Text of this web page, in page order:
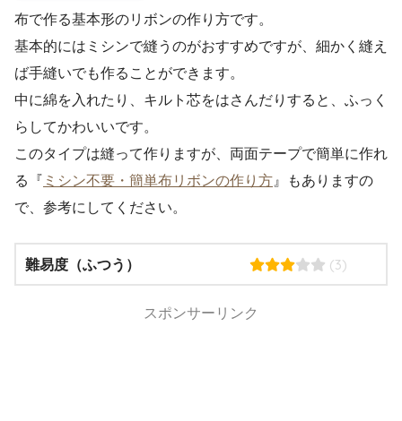
布で作る基本形のリボンの作り方です。
基本的にはミシンで縫うのがおすすめですが、細かく縫え
ば手縫いでも作ることができます。
中に綿を入れたり、キルト芯をはさんだりすると、ふっく
らしてかわいいです。
このタイプは縫って作りますが、両面テープで簡単に作れ
る『 ミシン不要・簡単布リボンの作り方 』もありますの
で、参考にしてください。
難易度（ふつう） (3)
スポンサーリンク